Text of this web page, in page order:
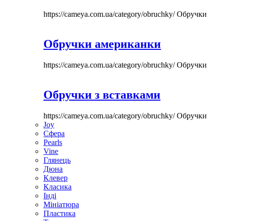
https://cameya.com.ua/category/obruchky/Обручки
Обручки американки
https://cameya.com.ua/category/obruchky/Обручки
Обручки з вставками
https://cameya.com.ua/category/obruchky/Обручки
Joy
Сфера
Pearls
Vine
Глянець
Дюна
Клевер
Класика
Інді
Мініатюра
Пластика